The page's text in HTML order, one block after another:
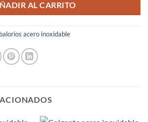
AL CARRITO
acero inoxidable